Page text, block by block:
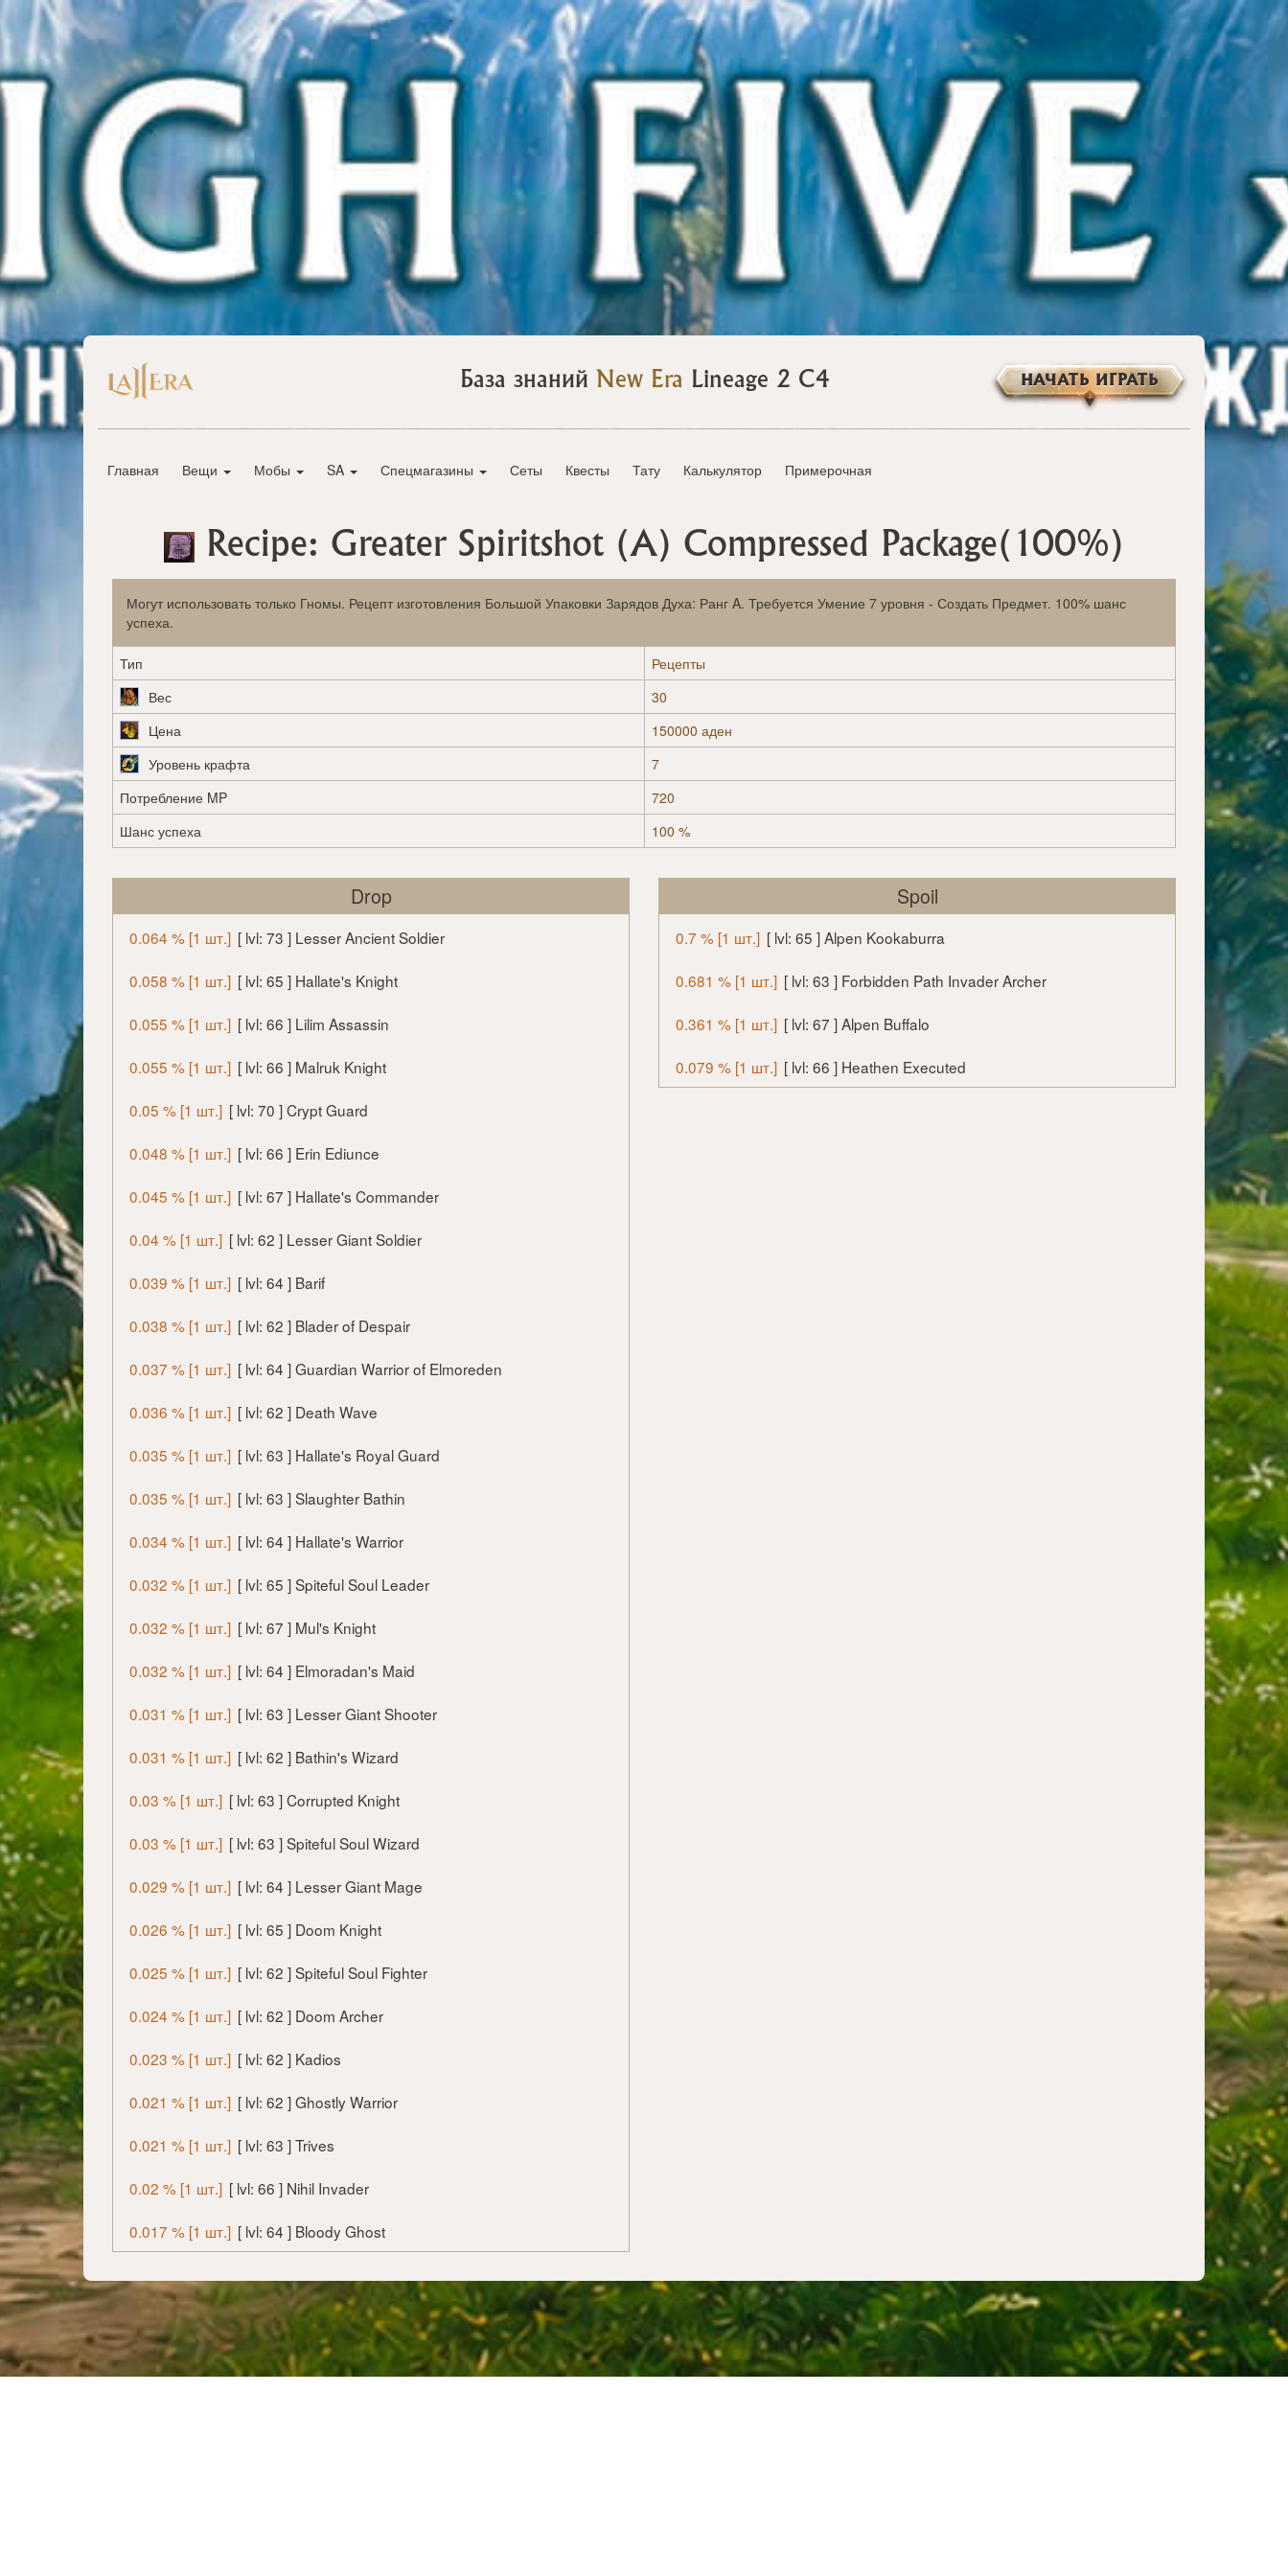
База знаний New Era Lineage 2 C4 НАЧАТЬ ИГРАТЬ
Главная Вещи Мобы SA Спецмагазины Сеты Квесты Тату Калькулятор Примерочная
Recipe: Greater Spiritshot (A) Compressed Package(100%)
Могут использовать только Гномы. Рецепт изготовления Большой Упаковки Зарядов Духа: Ранг A. Требуется Умение 7 уровня - Создать Предмет. 100% шанс
успеха.
Тип
Рецепты
Вес
30
Цена
150000 аден
Уровень крафта
7
Потребление MP
720
Шанс успеха
100 %
Drop
0.064 % [1 шт.] [ lvl: 73 ] Lesser Ancient Soldier
0.058 % [1 шт.] [ lvl: 65 ] Hallate's Knight
0.055 % [1 шт.] [ lvl: 66 ] Lilim Assassin
0.055 % [1 шт.] [ lvl: 66 ] Malruk Knight
0.05 % [1 шт.] [ lvl: 70 ] Crypt Guard
0.048 % [1 шт.] [ lvl: 66 ] Erin Ediunce
0.045 % [1 шт.] [ lvl: 67 ] Hallate's Commander
0.04 % [1 шт.] [ lvl: 62 ] Lesser Giant Soldier
0.039 % [1 шт.] [ lvl: 64 ] Barif
0.038 % [1 шт.] [ lvl: 62 ] Blader of Despair
0.037 % [1 шт.] [ lvl: 64 ] Guardian Warrior of Elmoreden
0.036 % [1 шт.] [ lvl: 62 ] Death Wave
0.035 % [1 шт.] [ lvl: 63 ] Hallate's Royal Guard
0.035 % [1 шт.] [ lvl: 63 ] Slaughter Bathin
0.034 % [1 шт.] [ lvl: 64 ] Hallate's Warrior
0.032 % [1 шт.] [ lvl: 65 ] Spiteful Soul Leader
0.032 % [1 шт.] [ lvl: 67 ] Mul's Knight
0.032 % [1 шт.] [ lvl: 64 ] Elmoradan's Maid
0.031 % [1 шт.] [ lvl: 63 ] Lesser Giant Shooter
0.031 % [1 шт.] [ lvl: 62 ] Bathin's Wizard
0.03 % [1 шт.] [ lvl: 63 ] Corrupted Knight
0.03 % [1 шт.] [ lvl: 63 ] Spiteful Soul Wizard
0.029 % [1 шт.] [ lvl: 64 ] Lesser Giant Mage
0.026 % [1 шт.] [ lvl: 65 ] Doom Knight
0.025 % [1 шт.] [ lvl: 62 ] Spiteful Soul Fighter
0.024 % [1 шт.] [ lvl: 62 ] Doom Archer
0.023 % [1 шт.] [ lvl: 62 ] Kadios
0.021 % [1 шт.] [ lvl: 62 ] Ghostly Warrior
0.021 % [1 шт.] [ lvl: 63 ] Trives
0.02 % [1 шт.] [ lvl: 66 ] Nihil Invader
0.017 % [1 шт.] [ lvl: 64 ] Bloody Ghost
Spoil
0.7 % [1 шт.] [ lvl: 65 ] Alpen Kookaburra
0.681 % [1 шт.] [ lvl: 63 ] Forbidden Path Invader Archer
0.361 % [1 шт.] [ lvl: 67 ] Alpen Buffalo
0.079 % [1 шт.] [ lvl: 66 ] Heathen Executed